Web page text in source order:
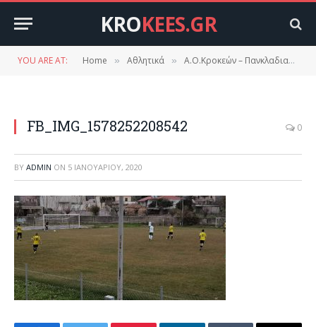
KROKEES.GR
YOU ARE AT: Home » Αθλητικά » Α.Ο.Κροκεών – Πανκλαδιατικός 1-0
FB_IMG_1578252208542 0
BY ADMIN ON 5 ΙΑΝΟΥΑΡΊΟΥ, 2020